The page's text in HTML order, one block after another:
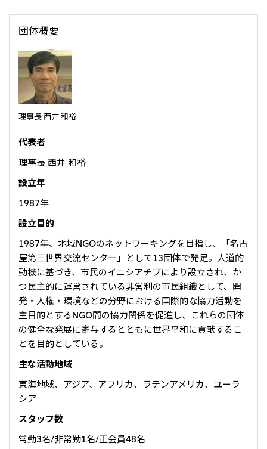
韓国三井物産株式会社
三井物産（中国）有限公司
三井物産（上海）貿易有限公司
三井物産（広東）貿易有限公司
三井物産（香港）有限公司
台湾三井物産股份有限公司
団体概要
理事長 西井 和裕
代表者
理事長 西井 和裕
設立年
1987年
設立目的
1987年、地域NGOのネットワーキングを目指し、「名古
屋第三世界交流センター」として13団体で発足。人道的
動機に基づき、市民のイニシアチブにより設立され、か
つ民主的に運営されている非営利の市民組織として、開
発・人権・環境などの分野における国際的な協力活動を
主目的とするNGO間の協力関係を促進し、これらの団体
の健全な発展に寄与するとともに世界平和に貢献するこ
とを目的としている。
主な活動地域
東海地域、アジア、アフリカ、ラテンアメリカ、ユーラ
シア
スタッフ数
常勤3名/非常勤1名/正会員48名